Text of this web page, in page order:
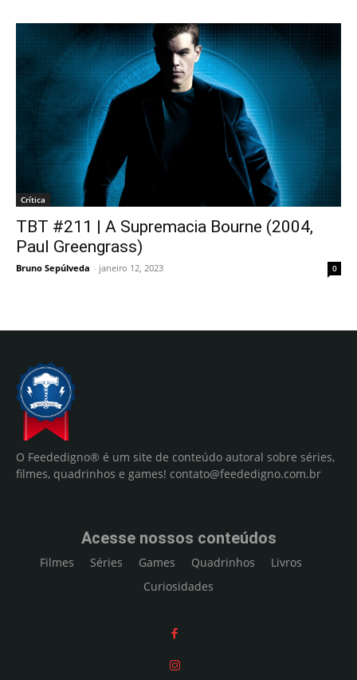
Crítica
TBT #211 | A Supremacia Bourne (2004,
Paul Greengrass)
Bruno Sepúlveda - janeiro 12, 2023 0
O Feededigno® é um site de conteúdo autoral sobre séries,
filmes, quadrinhos e games! contato@feededigno.com.br
Acesse nossos conteúdos
Filmes Séries Games Quadrinhos
Livros
Curiosidades